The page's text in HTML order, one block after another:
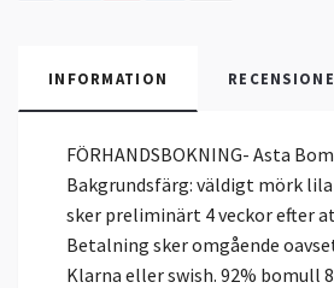
INFORMATION
FÖRHANDSBOKNING- Asta
Bakgrundsfärg: väldigt mörk lila
sker preliminärt 4 veckor efter
Betalning sker omgående
Klarna eller swish. 92% bomull